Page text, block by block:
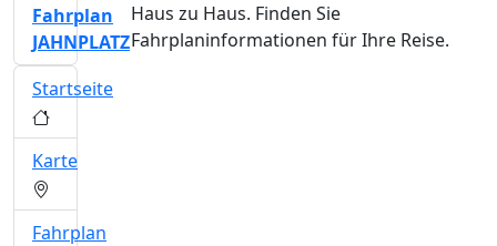
Haus zu Haus. Finden Sie
Fahrplaninformationen für Ihre Reise.
Fahrplan
JAHNPLATZ
Startseite
Karte
Fahrplan